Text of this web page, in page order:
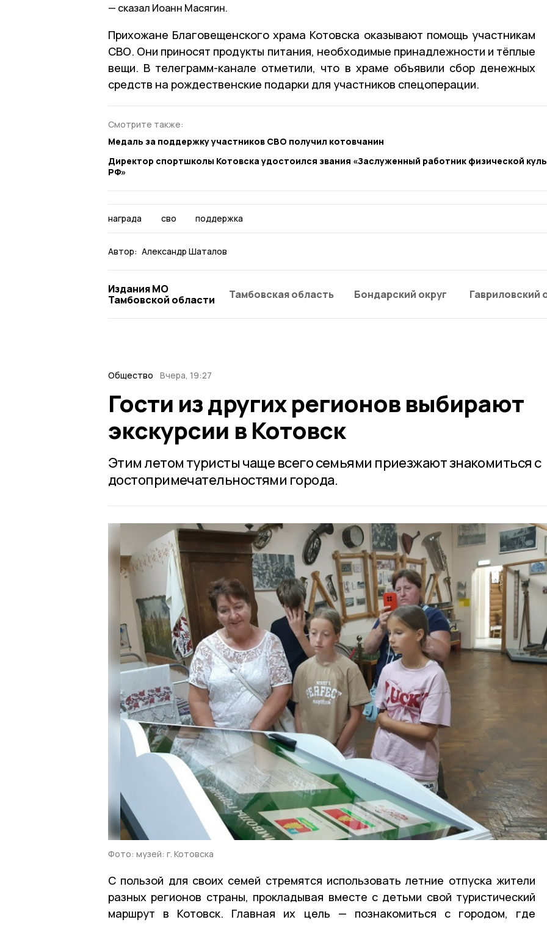
сказал Иоанн Масягин.
Прихожане Благовещенского храма Котовска оказывают помощь участникам
СВО. Они приносят продукты питания, необходимые принадлежности и тёплые
вещи. В телеграмм-канале отметили, что в храме объявили сбор денежных
средств на рождественские подарки для участников спецоперации.
Смотрите также:
Медаль за поддержку участников СВО получил котовчанин
Директор спортшколы Котовска удостоился звания «Заслуженный работник физической
РФ»
награда сво поддержка
Автор: Александр Шаталов
Издания МО
Тамбовской области
Тамбовская область Бондарский округ Гавриловский
Общество Вчера, 19:27
Гости из других регионов выбирают
экскурсии в Котовск
Этим летом туристы чаще всего семьями приезжают знакомиться с
достопримечательностями города.
Фото: музей: г. Котовска
С пользой для своих семей стремятся использовать летние отпуска жители
разных регионов страны, прокладывая вместе с детьми свой туристический
маршрут в Котовск. Главная их цель — познакомиться с городом, где